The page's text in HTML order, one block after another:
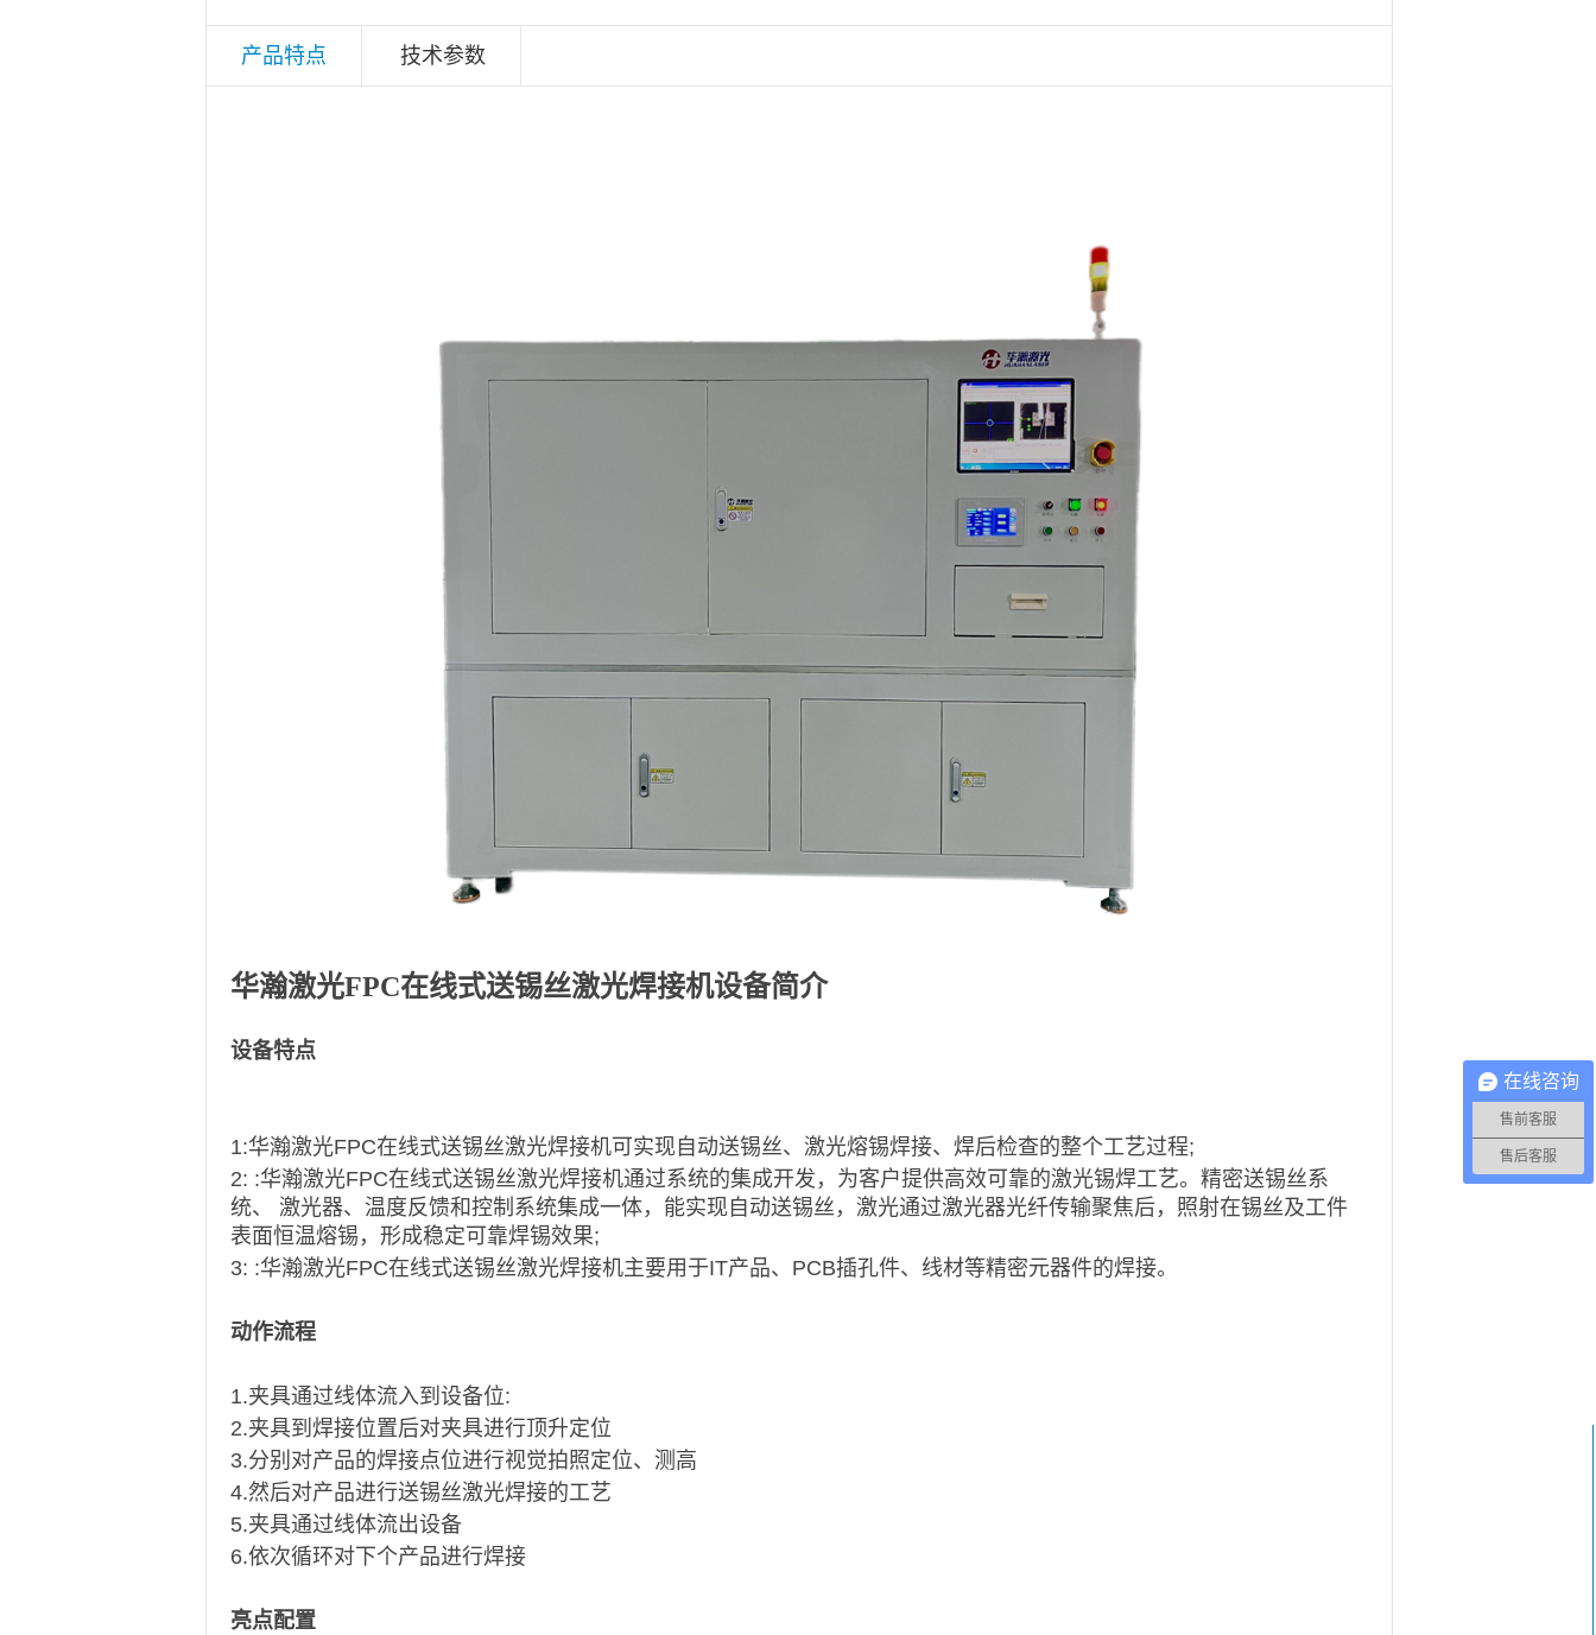
产品特点 技术参数
华瀚激光FPC在线式送锡丝激光焊接机设备简介
设备特点
1:华瀚激光FPC在线式送锡丝激光焊接机可实现自动送锡丝、激光熔锡焊接、焊后检查的整个工艺过程;
2: :华瀚激光FPC在线式送锡丝激光焊接机通过系统的集成开发，为客户提供高效可靠的激光锡焊工艺。精密送锡丝系
统、 激光器、温度反馈和控制系统集成一体，能实现自动送锡丝，激光通过激光器光纤传输聚焦后，照射在锡丝及工件
表面恒温熔锡，形成稳定可靠焊锡效果;
3: :华瀚激光FPC在线式送锡丝激光焊接机主要用于IT产品、PCB插孔件、线材等精密元器件的焊接。
动作流程
1.夹具通过线体流入到设备位:
2.夹具到焊接位置后对夹具进行顶升定位
3.分别对产品的焊接点位进行视觉拍照定位、测高
4.然后对产品进行送锡丝激光焊接的工艺
5.夹具通过线体流出设备
6.依次循环对下个产品进行焊接
亮点配置
在线咨询
售前客服
售后客服